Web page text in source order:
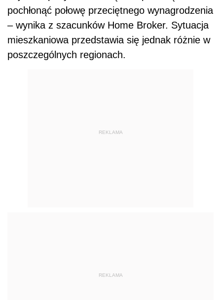
pochłonąć połowę przeciętnego wynagrodzenia
– wynika z szacunków Home Broker. Sytuacja
mieszkaniowa przedstawia się jednak różnie w
poszczególnych regionach.
REKLAMA
REKLAMA